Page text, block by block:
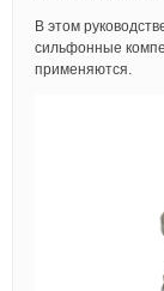
В этом
сильфонные
применяются.